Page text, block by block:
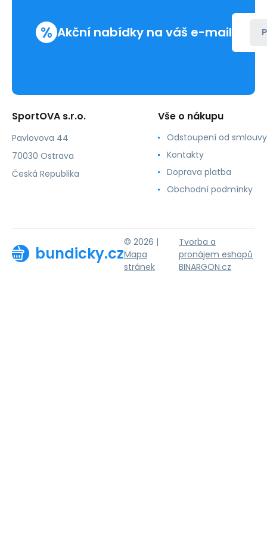
% Akční nabídky na váš e-mail
SportOVA s.r.o.
Pavlovova 44
70030 Ostrava
Česká Republika
Vše o nákupu
Odstoupení od smlouvy
Kontakty
Doprava platba
Obchodní podmínky
bundicky.cz
© 2026 |
Mapa
stránek
Tvorba a
pronájem eshopů
BINARGON.cz